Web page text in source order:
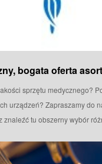
bogata oferta
sprzętu medycznego?
urządzeń? Zapraszamy do
znaleźć tu obszerny wybór